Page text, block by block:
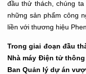
đầu thử thách, chúng
những sản phẩm công
liền với thương hiệu
Trong giai đoạn đầu
Nhà máy Điện tử
Ban Quản lý dự án